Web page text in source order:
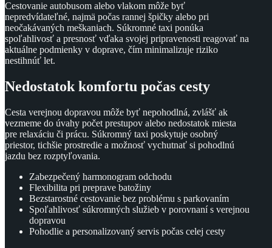
Cestovanie autobusom alebo vlakom môže byť
nepredvídateľné, najmä počas rannej špičky alebo pri
neočakávaných meškaniach. Súkromné taxi ponúka
spoľahlivosť a presnosť vďaka svojej pripravenosti reagovať na
aktuálne podmienky v doprave, čím minimalizuje riziko
nestihnúť let.
Nedostatok komfortu počas cesty
Cesta verejnou dopravou môže byť nepohodlná, zvlášť ak
vezmeme do úvahy počet prestupov alebo nedostatok miesta
pre relaxáciu či prácu. Súkromný taxi poskytuje osobný
priestor, tichšie prostredie a možnosť vychutnať si pohodlnú
jazdu bez rozptyľovania.
Zabezpečený harmonogram odchodu
Flexibilita pri preprave batožiny
Bezstarostné cestovanie bez problému s parkovaním
Spoľahlivosť súkromných služieb v porovnaní s verejnou
dopravou
Pohodlie a personalizovaný servis počas celej cesty